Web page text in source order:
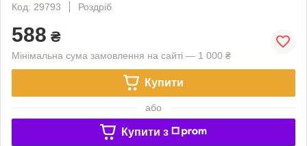
Код: 29793
Роздріб
588 ₴
Мінімальна сума замовлення на сайті — 1 000 ₴
Купити
або
Купити з